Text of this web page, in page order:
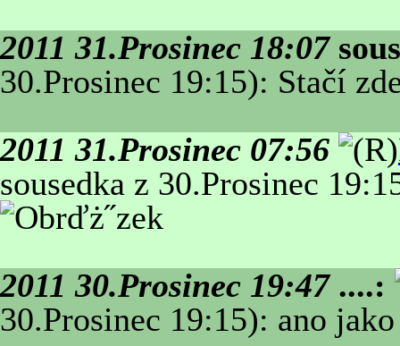
2011 31.Prosinec 18:07
30.Prosinec 19:15): Stačí
2011 31.Prosinec 07:56
sousedka z 30.Prosinec
2011 30.Prosinec 19:47 ....:
30.Prosinec 19:15): ano